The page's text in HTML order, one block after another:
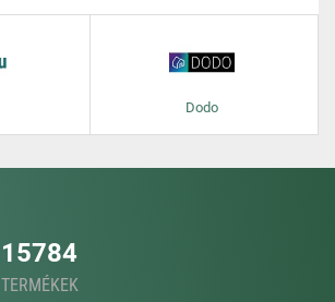
Dodo
15784
TERMÉKEK